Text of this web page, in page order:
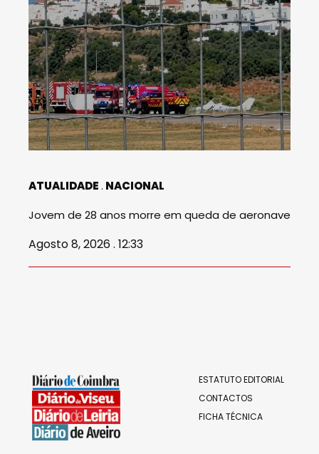
ATUALIDADE NACIONAL
Jovem de 28 anos morre em queda de aeronave
Agosto 8, 2026 . 12:33
ESTATUTO EDITORIAL
CONTACTOS
FICHA TÉCNICA